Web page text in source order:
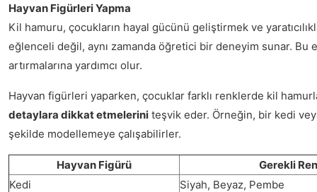
Hayvan Figürleri Yapma
Kil hamuru, çocukların hayal gücünü geliştirmek ve
eğlenceli değil, aynı zamanda öğretici bir deneyim sunar. Bu
artırmalarına yardımcı olur.
Hayvan figürleri yaparken, çocuklar farklı renklerde kil
detaylara dikkat etmelerini teşvik eder. Örneğin, bir kedi
şekilde modellemeye çalışabilirler.
Hayvan Figürü
Gerekli
Kedi
Siyah, Beyaz, Pembe